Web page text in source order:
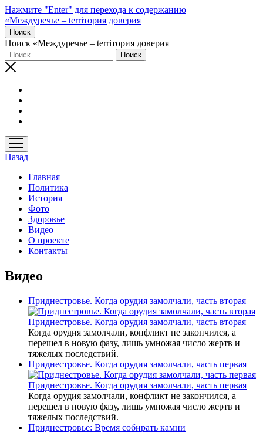
Нажмите "Enter" для перехода к содержанию
«Междуречье – terriтория доверия
Поиск
Поиск «Междуречье – terriтория доверия
открыть
меню
Назад
Главная
Политика
История
Фото
Здоровье
Видео
О проекте
Контакты
Видео
Приднестровье. Когда орудия замолчали, часть вторая
Приднестровье. Когда орудия замолчали, часть вторая
Когда орудия замолчали, конфликт не закончился, а
перешел в новую фазу, лишь умножая число жертв и
тяжелых последствий.
Приднестровье. Когда орудия замолчали, часть первая
Приднестровье. Когда орудия замолчали, часть первая
Когда орудия замолчали, конфликт не закончился, а
перешел в новую фазу, лишь умножая число жертв и
тяжелых последствий.
Приднестровье: Время собирать камни